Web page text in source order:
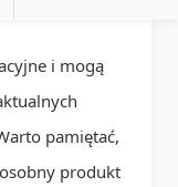
i mogą
pamiętać,
produkt